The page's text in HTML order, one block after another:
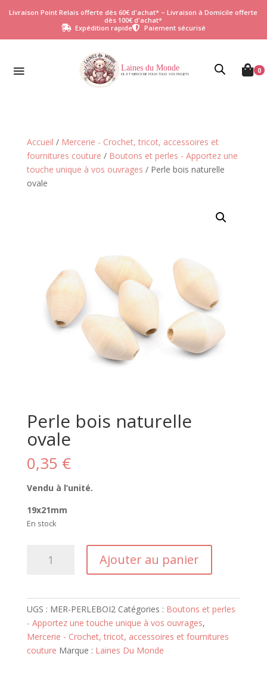
Livraison Point Relais offerte dès 60€ d'achat* – Livraison à Domicile offerte
dès 100€ d'achat*
 Expédition rapide Paiement sécurisé
Laines du Monde
FIL ET MERCERIE POUR TOUS VOS PROJETS  0
Accueil / Mercerie - Crochet, tricot, accessoires et
fournitures couture / Boutons et perles - Apportez une
touche unique à vos ouvrages / Perle bois naturelle
ovale
Perle bois naturelle
ovale
0,35 €
Vendu à l’unité.
19x21mm
En stock
naturelle
ovale
Ajouter au panier
UGS : MER-PERLEBOI2 Catégories : Boutons et perles
- Apportez une touche unique à vos ouvrages,
Mercerie - Crochet, tricot, accessoires et fournitures
couture Marque : Laines Du Monde